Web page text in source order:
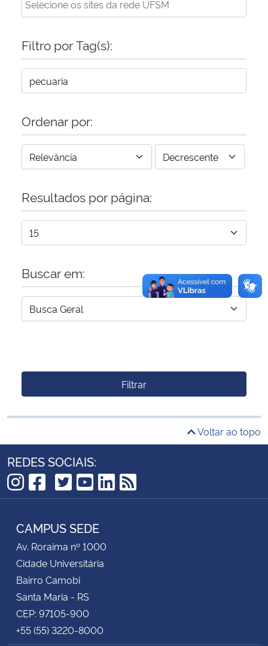
Secretaria-Geral
Secretaria de Governo
Gabinete de Segurança Institucional
Planalto
Filtro por Tag(s):
Ordenar por:
Resultados por página:
Buscar em:
Filtrar
Voltar ao topo
REDES SOCIAIS:
Instagram
Facebook
TikTok
Twitter
YouTube
LinkedIn
RSS
CAMPUS SEDE
Av. Roraima nº 1000
Cidade Universitária
Bairro Camobi
Santa Maria - RS
CEP: 97105-900
+55 (55) 3220-8000